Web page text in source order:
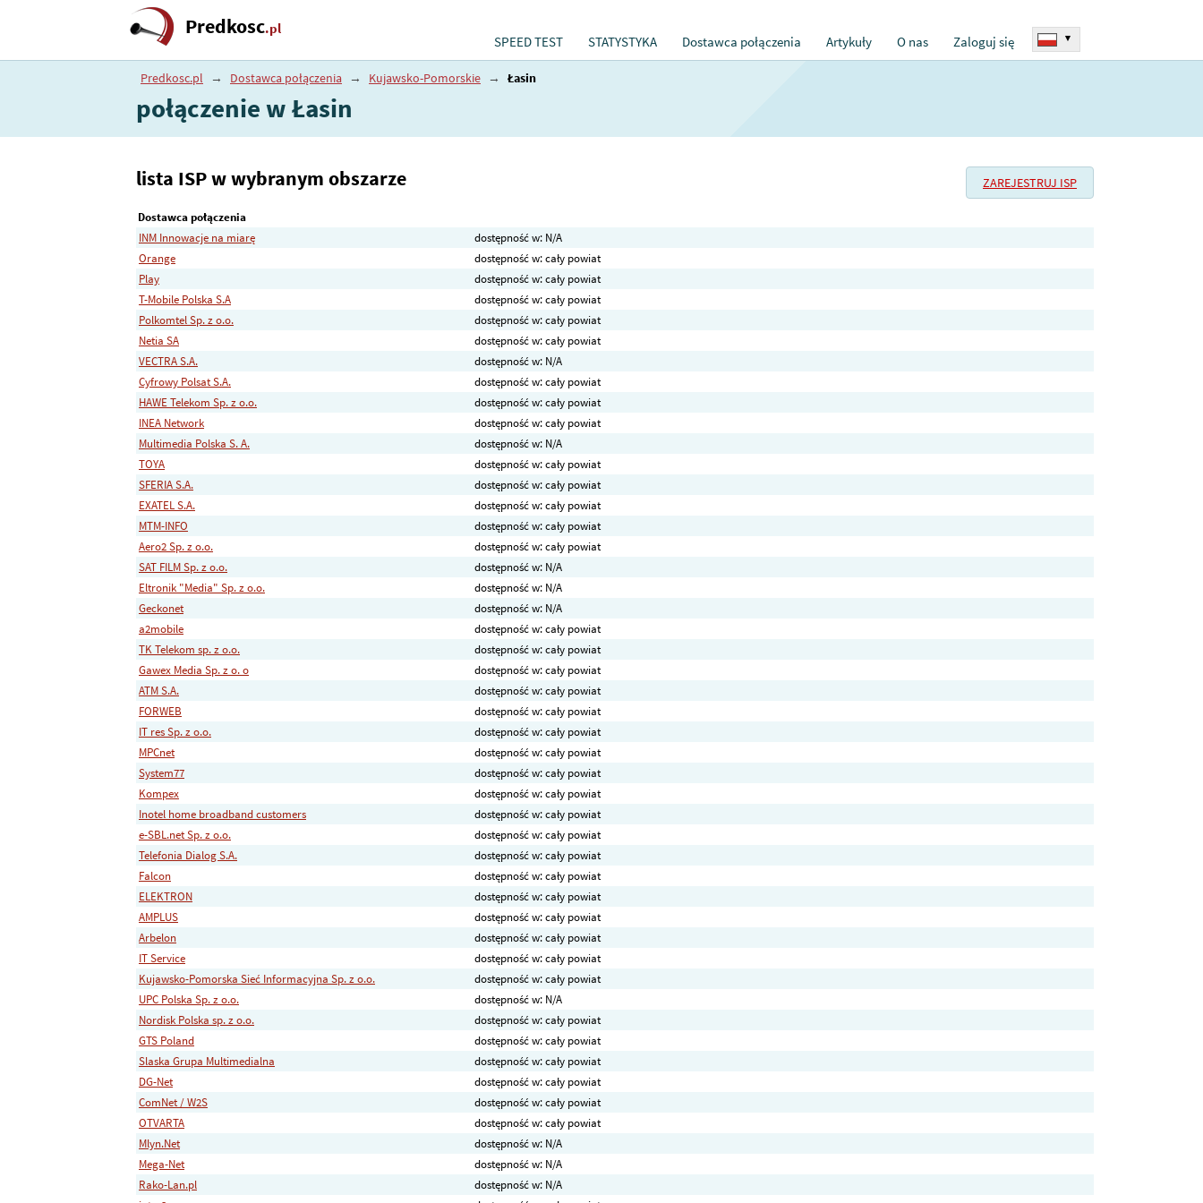
Predkosc.pl
SPEED TEST STATYSTYKA Dostawca połączenia Artykuły O nas Zaloguj się ▾
Predkosc.pl → Dostawca połączenia → Kujawsko-Pomorskie → Łasin
połączenie w Łasin
ZAREJESTRUJ ISP
lista ISP w wybranym obszarze
Dostawca połączenia
INM Innowacje na miarę
dostępność w: N/A
Orange
dostępność w: cały powiat
Play
dostępność w: cały powiat
T-Mobile Polska S.A
dostępność w: cały powiat
Polkomtel Sp. z o.o.
dostępność w: cały powiat
Netia SA
dostępność w: cały powiat
VECTRA S.A.
dostępność w: N/A
Cyfrowy Polsat S.A.
dostępność w: cały powiat
HAWE Telekom Sp. z o.o.
dostępność w: cały powiat
INEA Network
dostępność w: cały powiat
Multimedia Polska S. A.
dostępność w: N/A
TOYA
dostępność w: cały powiat
SFERIA S.A.
dostępność w: cały powiat
EXATEL S.A.
dostępność w: cały powiat
MTM-INFO
dostępność w: cały powiat
Aero2 Sp. z o.o.
dostępność w: cały powiat
SAT FILM Sp. z o.o.
dostępność w: N/A
Eltronik "Media" Sp. z o.o.
dostępność w: N/A
Geckonet
dostępność w: N/A
a2mobile
dostępność w: cały powiat
TK Telekom sp. z o.o.
dostępność w: cały powiat
Gawex Media Sp. z o. o
dostępność w: cały powiat
ATM S.A.
dostępność w: cały powiat
FORWEB
dostępność w: cały powiat
IT res Sp. z o.o.
dostępność w: cały powiat
MPCnet
dostępność w: cały powiat
System77
dostępność w: cały powiat
Kompex
dostępność w: cały powiat
Inotel home broadband customers
dostępność w: cały powiat
e-SBL.net Sp. z o.o.
dostępność w: cały powiat
Telefonia Dialog S.A.
dostępność w: cały powiat
Falcon
dostępność w: cały powiat
ELEKTRON
dostępność w: cały powiat
AMPLUS
dostępność w: cały powiat
Arbelon
dostępność w: cały powiat
IT Service
dostępność w: cały powiat
Kujawsko-Pomorska Sieć Informacyjna Sp. z o.o.
dostępność w: cały powiat
UPC Polska Sp. z o.o.
dostępność w: N/A
Nordisk Polska sp. z o.o.
dostępność w: cały powiat
GTS Poland
dostępność w: cały powiat
Slaska Grupa Multimedialna
dostępność w: cały powiat
DG-Net
dostępność w: cały powiat
ComNet / W2S
dostępność w: cały powiat
OTVARTA
dostępność w: cały powiat
Mlyn.Net
dostępność w: N/A
Mega-Net
dostępność w: N/A
Rako-Lan.pl
dostępność w: N/A